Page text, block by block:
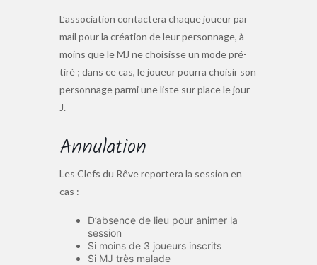
L’association contactera chaque joueur par
mail pour la création de leur personnage, à
moins que le MJ ne choisisse un mode pré-
tiré ; dans ce cas, le joueur pourra choisir son
personnage parmi une liste sur place le jour
J.
Annulation
Les Clefs du Rêve reportera la session en
cas :
D’absence de lieu pour animer la
session
Si moins de 3 joueurs inscrits
Si MJ très malade